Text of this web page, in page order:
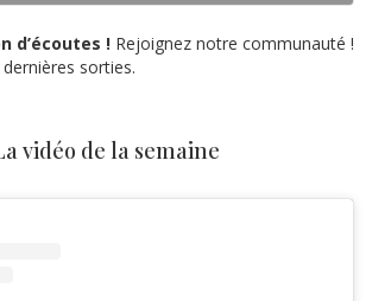
d’écoutes ! Rejoignez notre communauté !
sorties.
vidéo de la semaine